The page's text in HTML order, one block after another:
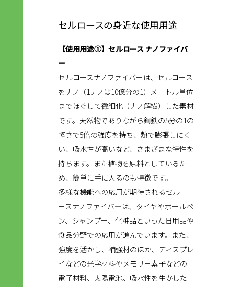
セルロースの身近な使用用途
【使用用途①】セルロース ナノファイバ
ー
セルロースナノファイバーは、セルロース
をナノ（1ナノは10億分の1）メートル単位
までほぐして微細化（ナノ解繊）した素材
です。天然物でありながら鋼鉄の5分の1の
軽さで5倍の強度を持ち、熱で膨張しにく
い、吸水性が高いなど、さまざまな特性を
持ちます。また植物を原料としているた
め、簡単に手に入るのも特徴です。
多様な機能への応用が期待されるセルロ
ースナノファイバ―は、タイヤやボールペ
ン、シャンプー、化粧品といった日用品や
食品分野での応用が進んでいます。また、
強度を活かし、補強材のほか、ディスプレ
イなどの光学材料やメモリー素子などの
電子材料、太陽電池、吸水性を生かした